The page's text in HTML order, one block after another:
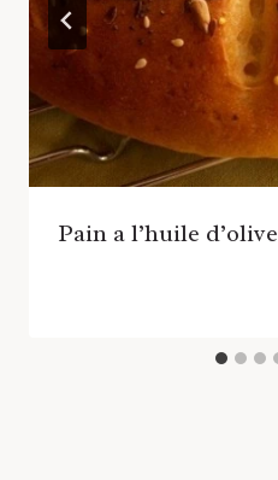
Pain a l’huile d’olive